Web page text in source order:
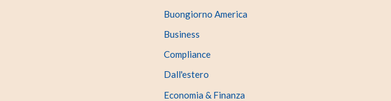
Buongiorno America
Business
Compliance
Dall'estero
Economia & Finanza